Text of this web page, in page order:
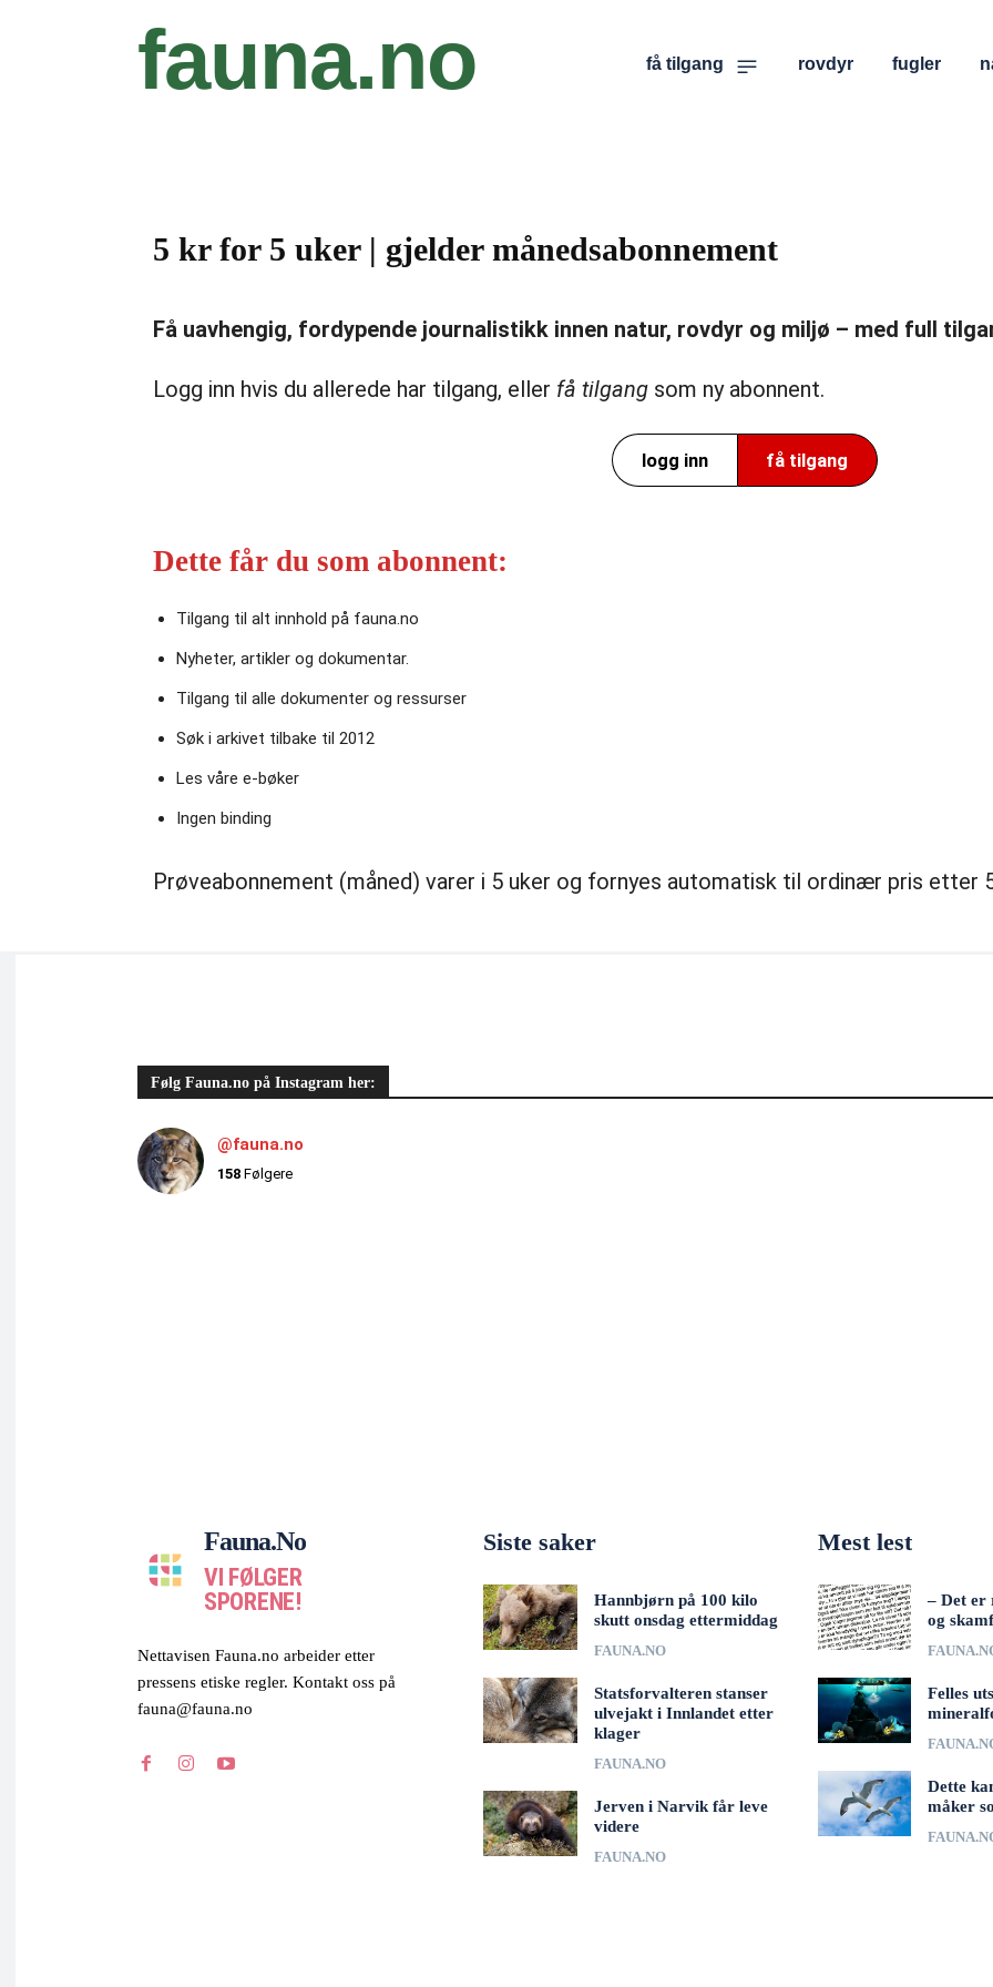
fauna.no få tilgang rovdyr fugler
5 kr for 5 uker | gjelder månedsabonnement
Få uavhengig, fordypende journalistikk innen natur, rovdyr og miljø – med full
Logg inn hvis du allerede har tilgang, eller få tilgang som ny abonnent.
logg inn få tilgang
Dette får du som abonnent:
Tilgang til alt innhold på fauna.no
Nyheter, artikler og dokumentar.
Tilgang til alle dokumenter og ressurser
Søk i arkivet tilbake til 2012
Les våre e‑bøker
Ingen binding
Prøveabonnement (måned) varer i 5 uker og fornyes automatisk til ordinær pris etter
Følg Fauna.no på Instagram her:
@fauna.no
158 Følgere
Fauna.no
VI FØLGER
SPORENE!
Nettavisen Fauna.no arbeider etter
pressens etiske regler. Kontakt oss på
fauna@fauna.no
Siste saker
Hannbjørn på 100 kilo
skutt onsdag ettermiddag
FAUNA.NO
Statsforvalteren stanser
ulvejakt i Innlandet etter
klager
FAUNA.NO
Jerven i Narvik får leve
videre
FAUNA.NO
Mest lest
– Det er
og
Felles
Dette
måker